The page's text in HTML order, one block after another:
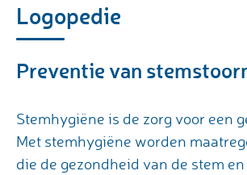
Logopedie
Preventie van
Stemhygiëne is de zorg voor een
Met stemhygiëne worden
die de gezondheid van de stem en